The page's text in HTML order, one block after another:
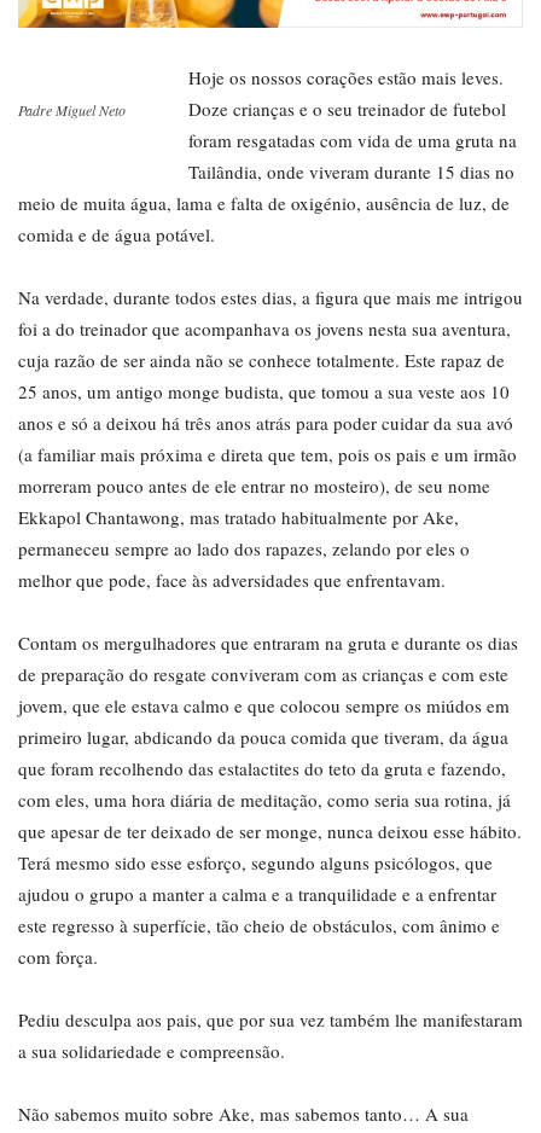
Padre Miguel Neto
Hoje os nossos corações estão mais leves.
Doze crianças e o seu treinador de futebol
foram resgatadas com vida de uma gruta na
Tailândia, onde viveram durante 15 dias no
meio de muita água, lama e falta de oxigénio, ausência de luz, de
comida e de água potável.
Na verdade, durante todos estes dias, a figura que mais me intrigou
foi a do treinador que acompanhava os jovens nesta sua aventura,
cuja razão de ser ainda não se conhece totalmente. Este rapaz de
25 anos, um antigo monge budista, que tomou a sua veste aos 10
anos e só a deixou há três anos atrás para poder cuidar da sua avó
(a familiar mais próxima e direta que tem, pois os pais e um irmão
morreram pouco antes de ele entrar no mosteiro), de seu nome
Ekkapol Chantawong, mas tratado habitualmente por Ake,
permaneceu sempre ao lado dos rapazes, zelando por eles o
melhor que pode, face às adversidades que enfrentavam.
Contam os mergulhadores que entraram na gruta e durante os dias
de preparação do resgate conviveram com as crianças e com este
jovem, que ele estava calmo e que colocou sempre os miúdos em
primeiro lugar, abdicando da pouca comida que tiveram, da água
que foram recolhendo das estalactites do teto da gruta e fazendo,
com eles, uma hora diária de meditação, como seria sua rotina, já
que apesar de ter deixado de ser monge, nunca deixou esse hábito.
Terá mesmo sido esse esforço, segundo alguns psicólogos, que
ajudou o grupo a manter a calma e a tranquilidade e a enfrentar
este regresso à superfície, tão cheio de obstáculos, com ânimo e
com força.
Pediu desculpa aos pais, que por sua vez também lhe manifestaram
a sua solidariedade e compreensão.
Não sabemos muito sobre Ake, mas sabemos tanto… A sua